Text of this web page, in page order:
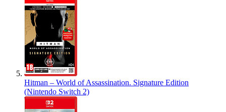
Hitman – World of Assassination. Signature Edition
(Nintendo Switch 2)